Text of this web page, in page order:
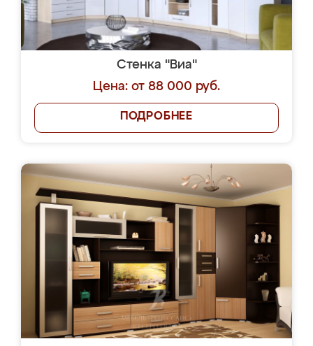
Стенка "Виа"
Цена: от 88 000 руб.
ПОДРОБНЕЕ